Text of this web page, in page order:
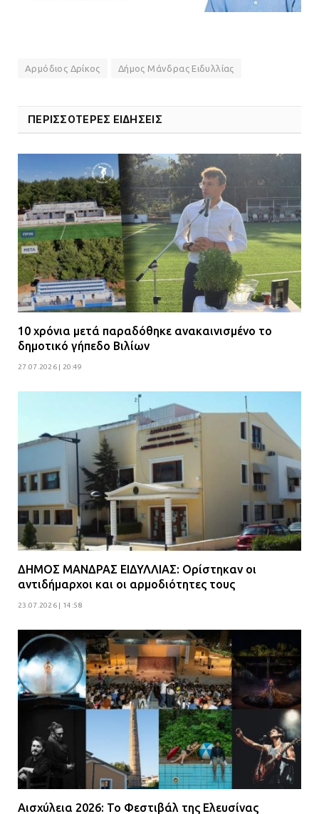
Αρμόδιος Δρίκος Δήμος Μάνδρας Ειδυλλίας
ΠΕΡΙΣΣΟΤΕΡΕΣ ΕΙΔΗΣΕΙΣ
10 χρόνια μετά παραδόθηκε ανακαινισμένο το
δημοτικό γήπεδο Βιλίων
27.07.2026 | 20:49
ΔΗΜΟΣ ΜΑΝΔΡΑΣ ΕΙΔΥΛΛΙΑΣ: Ορίστηκαν οι
αντιδήμαρχοι και οι αρμοδιότητες τους
23.07.2026 | 14:58
Αισχύλεια 2026: Το Φεστιβάλ της Ελευσίνας